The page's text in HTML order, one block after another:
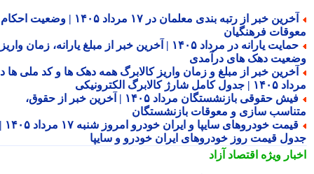
آخرین خبر از رتبه بندی معلمان در ۱۷ مرداد ۱۴۰۵ | وضعیت احکام و
فرهنگیان
حمایت یارانه در مرداد ۱۴۰۵ | آخرین خبر از مبلغ یارانه، زمان واریز و
دهک های درآمدی
خبر از مبلغ و زمان واریز کالابرگ همه دهک ها و کد ملی ها در
شارژ کالابرگ الکترونیکی
فیش حقوقی بازنشستگان مرداد ۱۴۰۵ | آخرین خبر از حقوق،
سازی و معوقات بازنشستگان
قیمت خودروهای سایپا و ایران خودرو امروز شنبه ۱۷ مرداد ۱۴۰۵ |
قیمت روز خودروهای ایران خودرو و سایپا
ویژهاقتصاد آزاد